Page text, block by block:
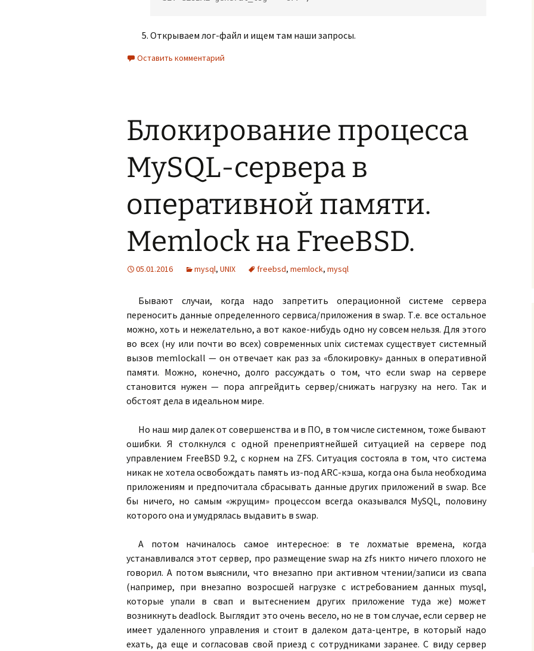
Открываем лог-файл и ищем там наши запросы.
Оставить комментарий
Блокирование процесса
MySQL-сервера в
оперативной памяти.
Memlock на FreeBSD.
05.01.2016 mysql, UNIX freebsd, memlock, mysql
Бывают случаи, когда надо запретить операционной системе сервера
переносить данные определенного сервиса/приложения в swap. Т.е. все остальное
можно, хоть и нежелательно, а вот какое-нибудь одно ну совсем нельзя. Для этого
во всех (ну или почти во всех) современных unix системах существует системный
вызов memlockall — он отвечает как раз за «блокировку» данных в оперативной
памяти. Можно, конечно, долго рассуждать о том, что если swap на сервере
становится нужен — пора апгрейдить сервер/снижать нагрузку на него. Так и
обстоят дела в идеальном мире.
Но наш мир далек от совершенства и в ПО, в том числе системном, тоже бывают
ошибки. Я столкнулся с одной пренеприятнейшей ситуацией на сервере под
управлением FreeBSD 9.2, с корнем на ZFS. Ситуация состояла в том, что система
никак не хотела освобождать память из-под ARC-кэша, когда она была необходима
приложениям и предпочитала сбрасывать данные других приложений в swap. Все
бы ничего, но самым «жрущим» процессом всегда оказывался MySQL, половину
которого она и умудрялась выдавить в swap.
А потом начиналось самое интересное: в те лохматые времена, когда
устанавливался этот сервер, про размещение swap на zfs никто ничего плохого не
говорил. А потом выяснили, что внезапно при активном чтении/записи из свапа
(например, при внезапно возросшей нагрузке с истребованием данных mysql,
которые упали в свап и вытеснением других приложение туда же) может
возникнуть deadlock. Выглядит это очень весело, но не в том случае, если сервер не
имеет удаленного управления и стоит в далеком дата-центре, в который надо
ехать, да еще и согласовав свой приезд с сотрудниками заранее. С виду сервер